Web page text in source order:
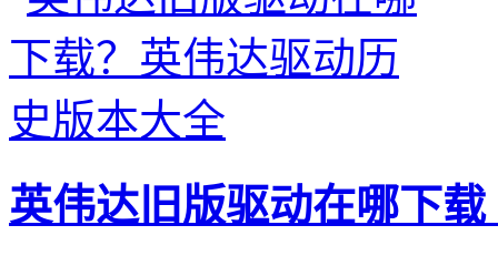
英伟达旧版驱动在哪下载